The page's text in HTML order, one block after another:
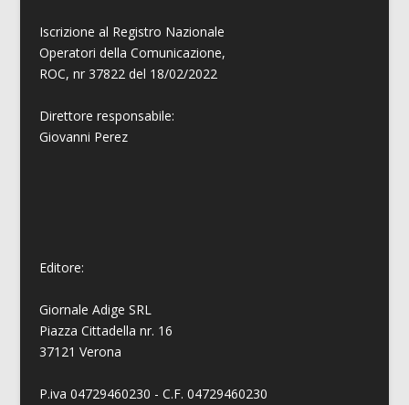
Iscrizione al Registro Nazionale
Operatori della Comunicazione,
ROC, nr 37822 del 18/02/2022
Direttore responsabile:
Giovanni Perez
Editore:
Giornale Adige SRL
Piazza Cittadella nr. 16
37121 Verona
P.iva 04729460230 - C.F. 04729460230